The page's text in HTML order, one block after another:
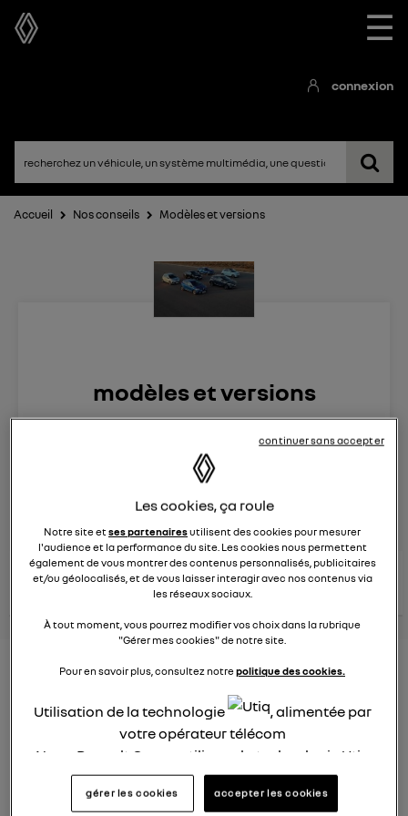
☰
connexion
Accueil Nos conseils Modèles et versions
modèles et versions
13:15
Véhicules
posez une question
conseils Renault
consultez les
conseils
similaires
voir tous les
Nouveau modèle électrique
Renault 2022
Quel est le nouveau modèle électrique Renault cette
Les cookies, ça roule
Notre site etses partenairesutilisent des cookies pour mesurer
l'audience et la performance du site. Les cookies nous permettent
également de vous montrer des contenus personnalisés, publicitaires
et/ou géolocalisés, et de vous laisser interagir avec nos contenus via
les réseaux sociaux.
À tout moment, vous pourrez modifier vos choix dans la rubrique
"Gérer mes cookies" de notre site.
Pour en savoir plus, consultez notrepolitique des cookies.
Utilisation de la technologie
, alimentée par
votre opérateur télécom
Nous, Renault Group, utilisons la technologie Utiq
pour nos activités digitales (telles que décrites
dans cette notice de consentement) et liées à
gérer les cookies accepter les cookies
continuer sans accepter